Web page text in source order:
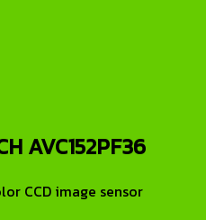
AVC152PF36
CCD image sensor